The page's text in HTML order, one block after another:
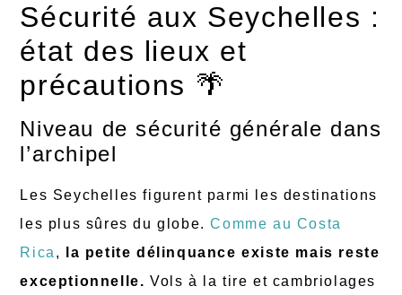
Sécurité aux Seychelles :
état des lieux et
précautions 🌴
Niveau de sécurité générale dans
l’archipel
Les Seychelles figurent parmi les destinations
les plus sûres du globe.Comme au Costa
Rica ,
la petite délinquance existe mais reste
exceptionnelle. Vols à la tire et cambriolages